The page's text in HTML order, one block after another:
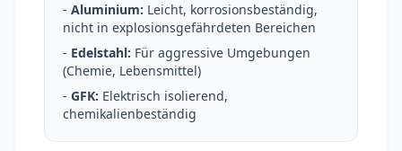
- Aluminium: Leicht, korrosionsbeständig,
nicht in explosionsgefährdeten Bereichen
- Edelstahl: Für aggressive Umgebungen
(Chemie, Lebensmittel)
- GFK: Elektrisch isolierend,
chemikalienbeständig